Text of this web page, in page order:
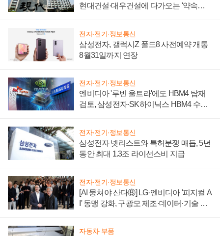
현대건설·대우건설에 다가오는 '약속의
전자·전기·정보통신
삼성전자, 갤럭시Z 폴드8 사전예약 개통
8월31일까지 연장
전자·전기·정보통신
엔비디아 '루빈 울트라'에도 HBM4 탑재
검토, 삼성전자·SK하이닉스 HBM4 수율
전자·전기·정보통신
삼성전자 넷리스트와 특허분쟁 매듭, 5년
동안 최대 1.3조 라이선스비 지급
전자·전기·정보통신
[AI 뭉쳐야 산다⑧] LG·엔비디아 '피지컬 A
I' 동맹 강화, 구광모 제조·데이터·기술 결
자동차·부품